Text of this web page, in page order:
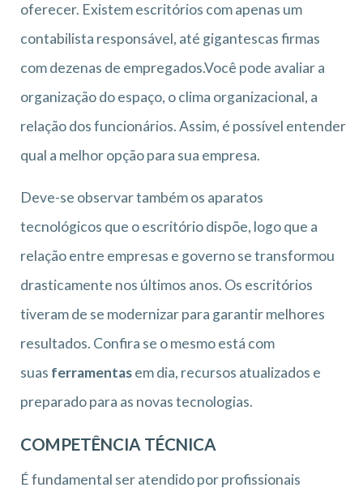
oferecer. Existem escritórios com apenas um
contabilista responsável, até gigantescas firmas
com dezenas de empregados.Você pode avaliar a
organização do espaço, o clima organizacional, a
relação dos funcionários. Assim, é possível entender
qual a melhor opção para sua empresa.
Deve-se observar também os aparatos
tecnológicos que o escritório dispõe, logo que a
relação entre empresas e governo se transformou
drasticamente nos últimos anos. Os escritórios
tiveram de se modernizar para garantir melhores
resultados. Confira se o mesmo está com
suas ferramentasem dia, recursos atualizados e
preparado para as novas tecnologias.
COMPETÊNCIA TÉCNICA
É fundamental ser atendido por profissionais